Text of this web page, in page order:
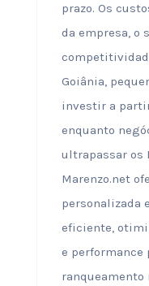
prazo. Os
da empresa, o
Goiânia,
investir a
enquanto
ultrapassar os
Marenzo.net
personalizada
eficiente,
e performance
ranqueamento